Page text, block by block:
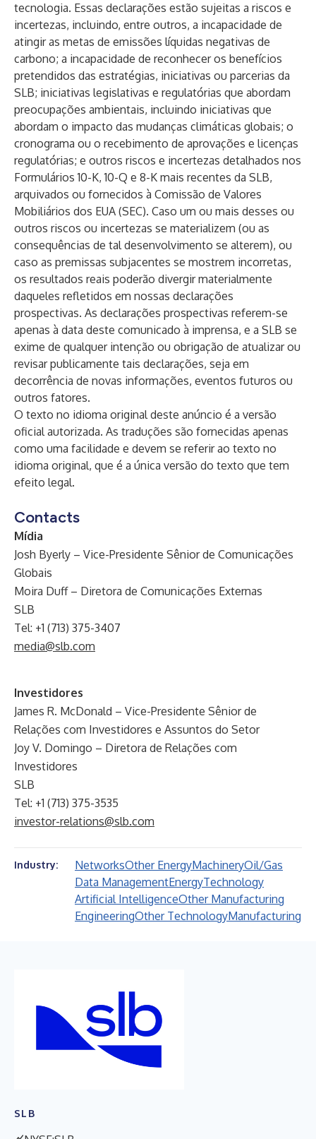
tecnologia. Essas declarações estão sujeitas a riscos e
incertezas, incluindo, entre outros, a incapacidade de
atingir as metas de emissões líquidas negativas de
carbono; a incapacidade de reconhecer os benefícios
pretendidos das estratégias, iniciativas ou parcerias da
SLB; iniciativas legislativas e regulatórias que abordam
preocupações ambientais, incluindo iniciativas que
abordam o impacto das mudanças climáticas globais; o
cronograma ou o recebimento de aprovações e licenças
regulatórias; e outros riscos e incertezas detalhados nos
Formulários 10-K, 10-Q e 8-K mais recentes da SLB,
arquivados ou fornecidos à Comissão de Valores
Mobiliários dos EUA (SEC). Caso um ou mais desses ou
outros riscos ou incertezas se materializem (ou as
consequências de tal desenvolvimento se alterem), ou
caso as premissas subjacentes se mostrem incorretas,
os resultados reais poderão divergir materialmente
daqueles refletidos em nossas declarações
prospectivas. As declarações prospectivas referem-se
apenas à data deste comunicado à imprensa, e a SLB se
exime de qualquer intenção ou obrigação de atualizar ou
revisar publicamente tais declarações, seja em
decorrência de novas informações, eventos futuros ou
outros fatores.
O texto no idioma original deste anúncio é a versão
oficial autorizada. As traduções são fornecidas apenas
como uma facilidade e devem se referir ao texto no
idioma original, que é a única versão do texto que tem
efeito legal.
Contacts
Mídia
Josh Byerly – Vice-Presidente Sênior de Comunicações
Globais
Moira Duff – Diretora de Comunicações Externas
SLB
Tel: +1 (713) 375-3407
media@slb.com
Investidores
James R. McDonald – Vice-Presidente Sênior de
Relações com Investidores e Assuntos do Setor
Joy V. Domingo – Diretora de Relações com
Investidores
SLB
Tel: +1 (713) 375-3535
investor-relations@slb.com
Industry: NetworksOther EnergyMachineryOil/Gas
Data ManagementEnergyTechnology
Artificial IntelligenceOther Manufacturing
EngineeringOther TechnologyManufacturing
SLB